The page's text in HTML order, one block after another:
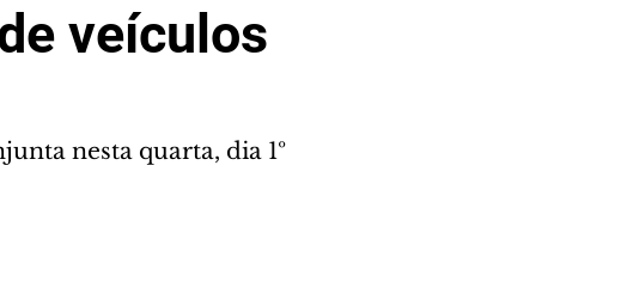
veículos
nesta quarta, dia 1º